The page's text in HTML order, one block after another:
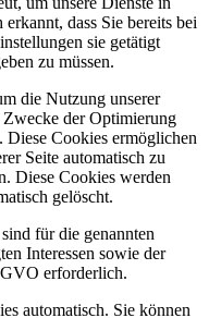
dass Sie bereits bei
sie getätigt
zu müssen.
die Nutzung unserer
Zwecke der Optimierung
Diese Cookies ermöglichen
Seite automatisch zu
Diese Cookies werden
gelöscht.
für die genannten
Interessen sowie der
erforderlich.
automatisch. Sie können